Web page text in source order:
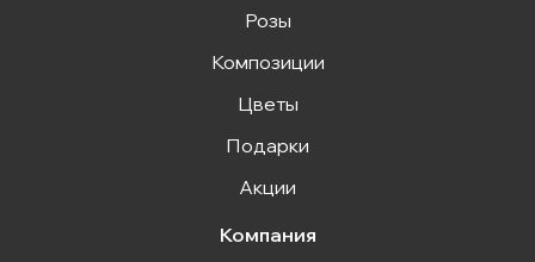
Розы
Композиции
Цветы
Подарки
Акции
Компания